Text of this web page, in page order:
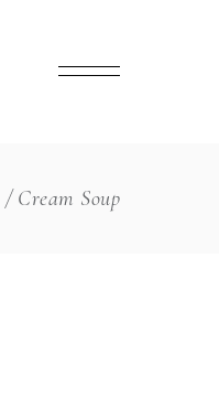
Cream Soup